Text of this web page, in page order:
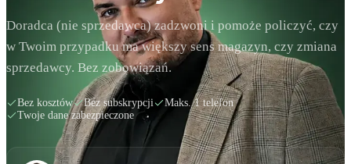
Doradca (nie sprzedawca) zadzwoni i pomoże policzyć, czy
w Twoim przypadku ma większy sens magazyn, czy zmiana
sprzedawcy. Bez zobowiązań.
Bez kosztów Bez subskrypcji
Maks. 1 telefon
Twoje dane zabezpieczone